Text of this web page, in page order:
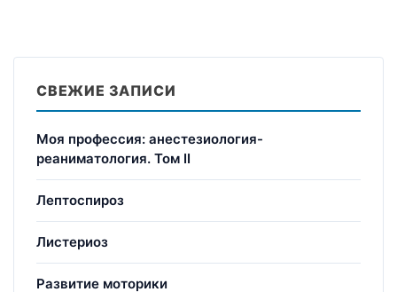
СВЕЖИЕ ЗАПИСИ
Моя профессия: анестезиология-
реаниматология. Том II
Лептоспироз
Листериоз
Развитие моторики